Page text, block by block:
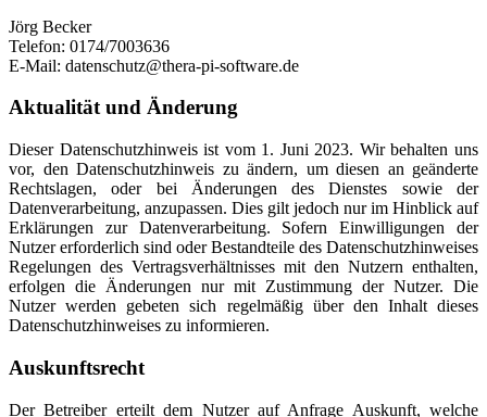
Jörg Becker
Telefon: 0174/7003636
E-Mail: datenschutz@thera-pi-software.de
Aktualität und Änderung
Dieser Datenschutzhinweis ist vom 1. Juni 2023. Wir behalten uns
vor, den Datenschutzhinweis zu ändern, um diesen an geänderte
Rechtslagen, oder bei Änderungen des Dienstes sowie der
Datenverarbeitung, anzupassen. Dies gilt jedoch nur im Hinblick auf
Erklärungen zur Datenverarbeitung. Sofern Einwilligungen der
Nutzer erforderlich sind oder Bestandteile des Datenschutzhinweises
Regelungen des Vertragsverhältnisses mit den Nutzern enthalten,
erfolgen die Änderungen nur mit Zustimmung der Nutzer. Die
Nutzer werden gebeten sich regelmäßig über den Inhalt dieses
Datenschutzhinweises zu informieren.
Auskunftsrecht
Der Betreiber erteilt dem Nutzer auf Anfrage Auskunft, welche